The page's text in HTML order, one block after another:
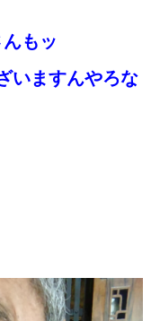
もッ
いますんやろな